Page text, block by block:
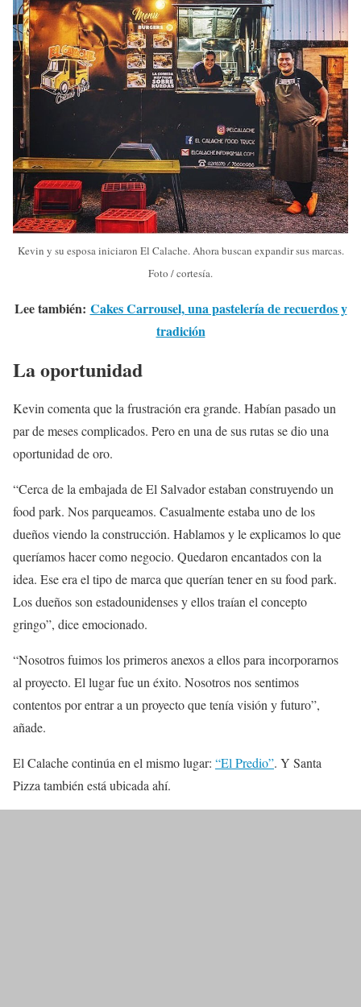
Kevin y su esposa iniciaron El Calache. Ahora buscan expandir sus marcas.
Foto / cortesía.
Lee también: Cakes Carrousel, una pastelería de recuerdos y
tradición
La oportunidad
Kevin comenta que la frustración era grande. Habían pasado un
par de meses complicados. Pero en una de sus rutas se dio una
oportunidad de oro.
“Cerca de la embajada de El Salvador estaban construyendo un
food park. Nos parqueamos. Casualmente estaba uno de los
dueños viendo la construcción. Hablamos y le explicamos lo que
queríamos hacer como negocio. Quedaron encantados con la
idea. Ese era el tipo de marca que querían tener en su food park.
Los dueños son estadounidenses y ellos traían el concepto
gringo”, dice emocionado.
“Nosotros fuimos los primeros anexos a ellos para incorporarnos
al proyecto. El lugar fue un éxito. Nosotros nos sentimos
contentos por entrar a un proyecto que tenía visión y futuro”,
añade.
El Calache continúa en el mismo lugar: “El Predio”. Y Santa
Pizza también está ubicada ahí.